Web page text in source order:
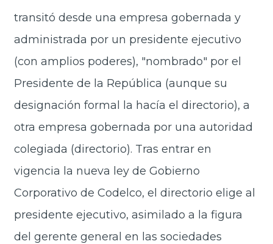
transitó desde una empresa gobernada y
administrada por un presidente ejecutivo
(con amplios poderes), "nombrado" por el
Presidente de la República (aunque su
designación formal la hacía el directorio), a
otra empresa gobernada por una autoridad
colegiada (directorio). Tras entrar en
vigencia la nueva ley de Gobierno
Corporativo de Codelco, el directorio elige al
presidente ejecutivo, asimilado a la figura
del gerente general en las sociedades